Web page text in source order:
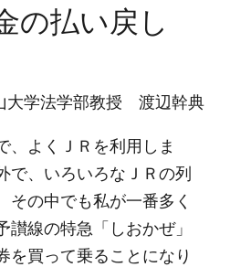
の払い戻し
大学法学部教授 渡辺幹典
よくＪＲを利用しま
で、いろいろなＪＲの列
その中でも私が一番多く
線の特急「しおかぜ」
を買って乗ることになり